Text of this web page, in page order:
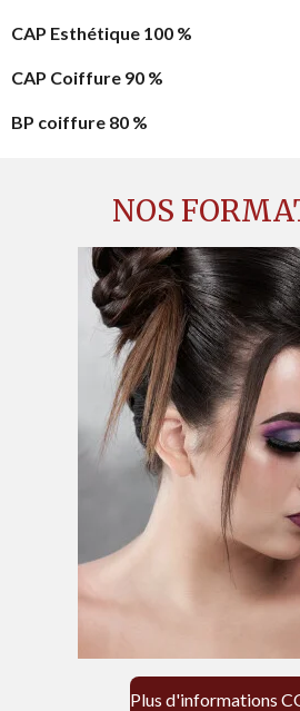
CAP Esthétique 100 %
CAP Coiffure 90 %
BP coiffure 80 %
NOS
Plus d'informations